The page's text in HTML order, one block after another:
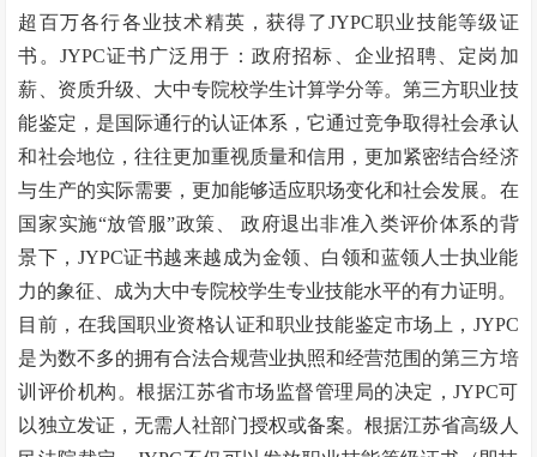
超百万各行各业技术精英，获得了JYPC职业技能等级证
书。JYPC证书广泛用于：政府招标、企业招聘、定岗加
薪、资质升级、大中专院校学生计算学分等。第三方职业技
能鉴定，是国际通行的认证体系，它通过竞争取得社会承认
和社会地位，往往更加重视质量和信用，更加紧密结合经济
与生产的实际需要，更加能够适应职场变化和社会发展。在
国家实施“放管服”政策、
政府退出非准入类评价体系的背
景下，JYPC证书越来越成为金领、白领和蓝领人士执业能
力的象征、成为大中专院校学生专业技能水平的有力证明。
目前，在我国职业资格认证和职业技能鉴定市场上， JYPC
是为数不多的拥有合法合规营业执照和经营范围的第三方培
训评价机构。根据江苏省市场监督管理局的决定，JYPC可
以独立发证，无需人社部门授权或备案。根据江苏省高级人